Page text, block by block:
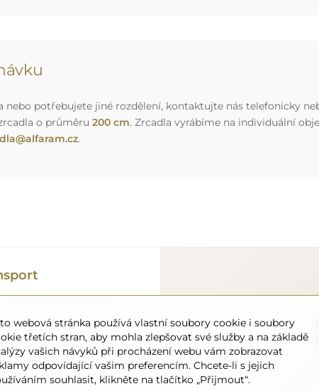
nebo potřebujete jiné rozdělení, kontaktujte nás telefonicky
o průměru 200 cm. Zrcadla vyrábíme na individuální
.
aby objednané zrcadlo
zdarma. Disponujeme
díky čemuž vám
stavu, bez dodatečných
můžete počítat s
webová stránka používá vlastní soubory cookie i soubory
třetích stran, aby mohla zlepšovat své služby a na základě
vašich návyků při procházení webu vám zobrazovat
odpovídající vašim preferencím. Chcete-li s jejich
souhlasit, klikněte na tlačítko „Přijmout“.